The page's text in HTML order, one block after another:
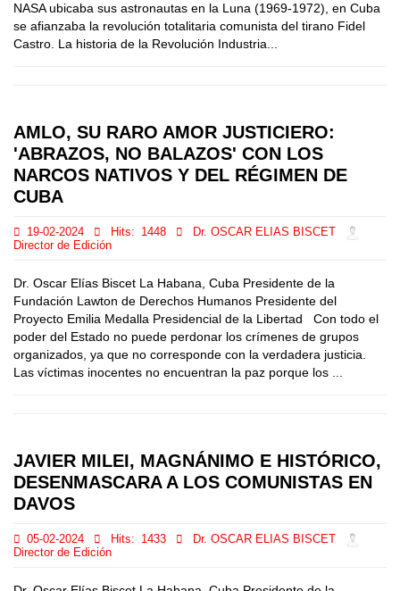
NASA ubicaba sus astronautas en la Luna (1969-1972), en Cuba
se afianzaba la revolución totalitaria comunista del tirano Fidel
Castro. La historia de la Revolución Industria...
AMLO, SU RARO AMOR JUSTICIERO:
'ABRAZOS, NO BALAZOS' CON LOS
NARCOS NATIVOS Y DEL RÉGIMEN DE
CUBA
19-02-2024 Hits: 1448
Dr. OSCAR ELIAS BISCET
Director de Edición
Dr. Oscar Elías Biscet La Habana, Cuba Presidente de la
Fundación Lawton de Derechos Humanos Presidente del
Proyecto Emilia Medalla Presidencial de la Libertad Con todo el
poder del Estado no puede perdonar los crímenes de grupos
organizados, ya que no corresponde con la verdadera justicia.
Las víctimas inocentes no encuentran la paz porque los ...
JAVIER MILEI, MAGNÁNIMO E HISTÓRICO,
DESENMASCARA A LOS COMUNISTAS EN
DAVOS
05-02-2024 Hits: 1433
Dr. OSCAR ELIAS BISCET
Director de Edición